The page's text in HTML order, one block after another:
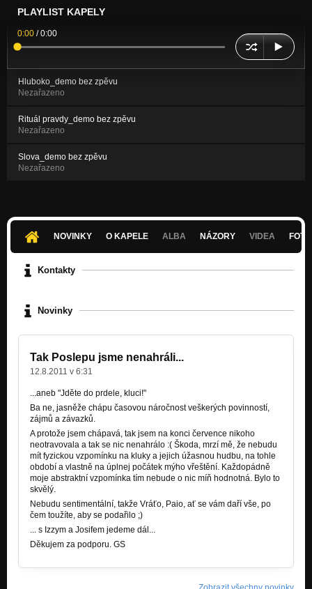
PLAYLIST KAPELY
0:00 /0:00
Hluboko_demo bez zpěvu
Nezařazeno
Rituál pravdy_demo bez zpěvu
Nezařazeno
Slova_demo bez zpěvu
Nezařazeno
NOVINKY O KAPELE ALBA NÁZORY VIDEA
Kontakty
Novinky
Tak Poslepu jsme nenahráli...
12.8.2011 v 6:31
...aneb "Jděte do prdele, kluci!"
Ba ne, jasněže chápu časovou náročnost veškerých povinností,
zájmů a závazků.
A protože jsem chápavá, tak jsem na konci července nikoho
neotravovala a tak se nic nenahrálo :( Škoda, mrzí mě, že nebudu
mít fyzickou vzpomínku na kluky a jejich úžasnou hudbu, na tohle
období a vlastně na úplnej počátek mýho vřeštění. Každopádně
moje abstraktní vzpomínka tím nebude o nic míň hodnotná. Bylo to
skvělý.
Nebudu sentimentální, takže Vráťo, Paio, ať se vám daří vše, po
čem toužíte, aby se podařilo ;)
... s Izzym a Josifem jedeme dál...
Děkujem za podporu. GS